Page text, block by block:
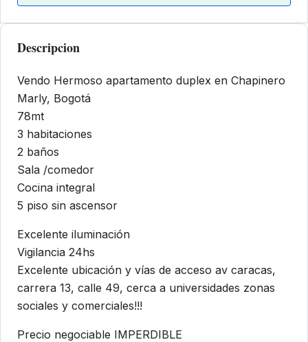
Descripcion
Vendo Hermoso apartamento duplex en Chapinero
Marly, Bogotá
78mt
3 habitaciones
2 baños
Sala /comedor
Cocina integral
5 piso sin ascensor
Excelente iluminación
Vigilancia 24hs
Excelente ubicación y vías de acceso av caracas,
carrera 13, calle 49, cerca a universidades zonas
sociales y comerciales!!!
Precio negociable IMPERDIBLE